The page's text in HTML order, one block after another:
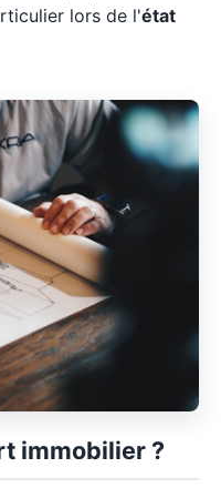
lors de l'état
immobilier ?